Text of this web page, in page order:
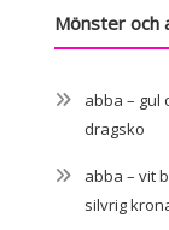
Mönster och
abba – gul
dragsko
abba – vit
silvrig